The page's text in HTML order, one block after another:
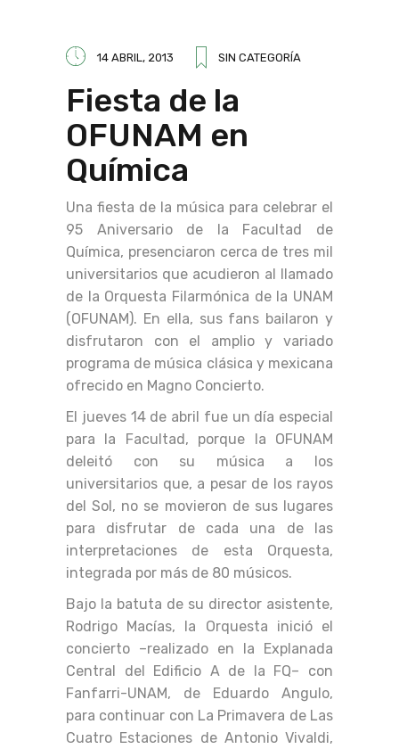
14 ABRIL, 2013 SIN CATEGORÍA
Fiesta de la
OFUNAM en
Química
Una fiesta de la música para celebrar el
95 Aniversario de la Facultad de
Química, presenciaron cerca de tres mil
universitarios que acudieron al llamado
de la Orquesta Filarmónica de la UNAM
(OFUNAM). En ella, sus fans bailaron y
disfrutaron con el amplio y variado
programa de música clásica y mexicana
ofrecido en Magno Concierto.
El jueves 14 de abril fue un día especial
para la Facultad, porque la OFUNAM
deleitó con su música a los
universitarios que, a pesar de los rayos
del Sol, no se movieron de sus lugares
para disfrutar de cada una de las
interpretaciones de esta Orquesta,
integrada por más de 80 músicos.
Bajo la batuta de su director asistente,
Rodrigo Macías, la Orquesta inició el
concierto –realizado en la Explanada
Central del Edificio A de la FQ– con
Fanfarri-UNAM, de Eduardo Angulo,
para continuar con La Primavera de Las
Cuatro Estaciones de Antonio Vivaldi,